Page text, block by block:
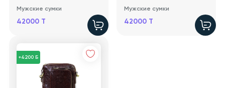
Мужские сумки
42000 T
Мужские сумки
42000 T
+4200 Б